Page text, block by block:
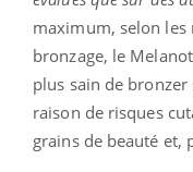
maximum, selon les
bronzage, le
plus sain de
raison de risques
grains de beauté et,